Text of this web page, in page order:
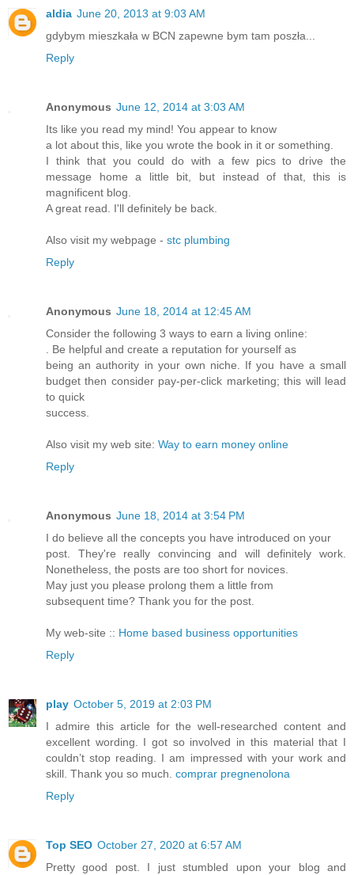
aldia June 20, 2013 at 9:03 AM
gdybym mieszkała w BCN zapewne bym tam poszła...
Reply
Anonymous June 12, 2014 at 3:03 AM
Its like you read my mind! You appear to know
a lot about this, like you wrote the book in it or something.
I think that you could do with a few pics to drive the
message home a little bit, but instead of that, this is
magnificent blog.
A great read. I'll definitely be back.
Also visit my webpage - stc plumbing
Reply
Anonymous June 18, 2014 at 12:45 AM
Consider the following 3 ways to earn a living online:
. Be helpful and create a reputation for yourself as
being an authority in your own niche. If you have a small
budget then consider pay-per-click marketing; this will lead
to quick
success.
Also visit my web site: Way to earn money online
Reply
Anonymous June 18, 2014 at 3:54 PM
I do believe all the concepts you have introduced on your
post. They're really convincing and will definitely work.
Nonetheless, the posts are too short for novices.
May just you please prolong them a little from
subsequent time? Thank you for the post.
My web-site :: Home based business opportunities
Reply
play October 5, 2019 at 2:03 PM
I admire this article for the well-researched content and
excellent wording. I got so involved in this material that I
couldn’t stop reading. I am impressed with your work and
skill. Thank you so much. comprar pregnenolona
Reply
Top SEO October 27, 2020 at 6:57 AM
Pretty good post. I just stumbled upon your blog and